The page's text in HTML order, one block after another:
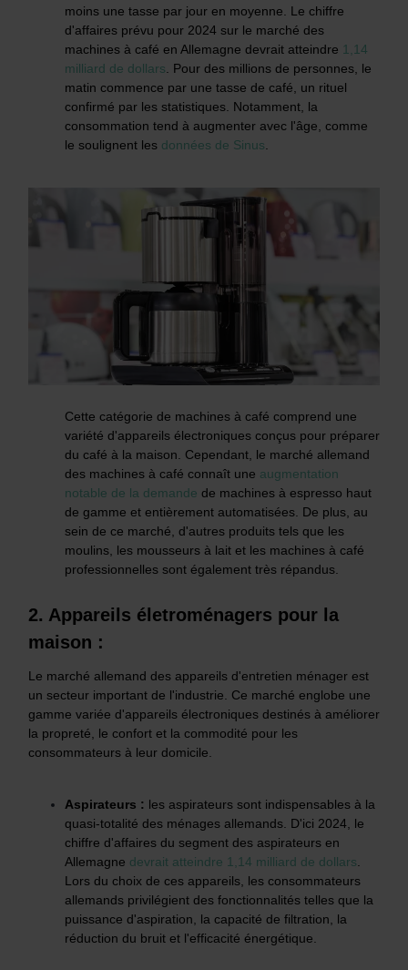
moins une tasse par jour en moyenne. Le chiffre
d'affaires prévu pour 2024 sur le marché des
machines à café en Allemagne devrait atteindre 1,14
milliard de dollars . Pour des millions de personnes, le
matin commence par une tasse de café, un rituel
confirmé par les statistiques. Notamment, la
consommation tend à augmenter avec l'âge, comme
le soulignent les données de Sinus
Cette catégorie de machines à café comprend une
variété d'appareils électroniques conçus pour préparer
du café à la maison. Cependant, le marché allemand
des machines à café connaît une augmentation
notable de la demande de machines à espresso haut
de gamme et entièrement automatisées. De plus, au
sein de ce marché, d'autres produits tels que les
moulins, les mousseurs à lait et les machines à café
professionnelles sont également très répandus.
2. Appareils életroménagers pour la
maison :
Le marché allemand des appareils d'entretien ménager est
un secteur important de l'industrie. Ce marché englobe une
gamme variée d'appareils électroniques destinés à améliorer
la propreté, le confort et la commodité pour les
consommateurs à leur domicile.
Aspirateurs : les aspirateurs sont indispensables à la
quasi-totalité des ménages allemands. D'ici 2024, le
chiffre d'affaires du segment des aspirateurs en
Allemagne devrait atteindre 1,14 milliard de dollars
Lors du choix de ces appareils, les consommateurs
allemands privilégient des fonctionnalités telles que la
puissance d'aspiration, la capacité de filtration, la
réduction du bruit et l'efficacité énergétique.